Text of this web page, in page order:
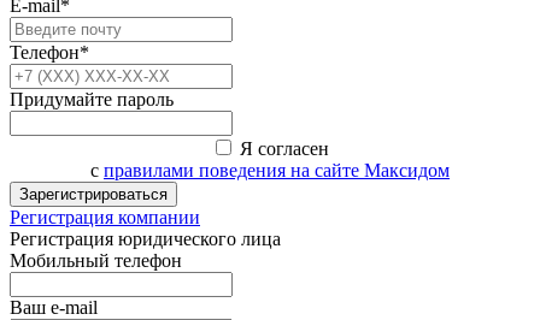
E-mail*
Телефон*
Придумайте пароль
Я согласен
с правилами поведения на сайте Максидом
Зарегистрироваться
Регистрация компании
Регистрация юридического лица
Мобильный телефон
Ваш e-mail